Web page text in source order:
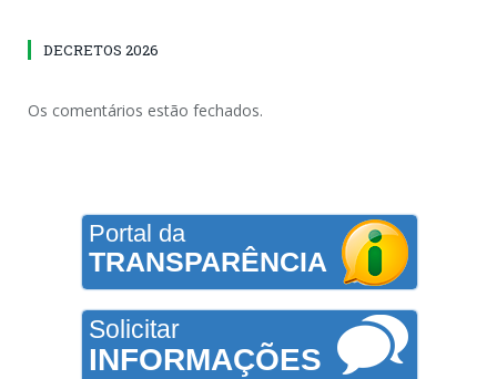
DECRETOS 2026
Os comentários estão fechados.
Portal da
TRANSPARÊNCIA
Solicitar
INFORMAÇÕES